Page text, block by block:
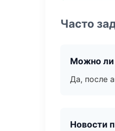
Часто
Можно ли
Да, после
Новости